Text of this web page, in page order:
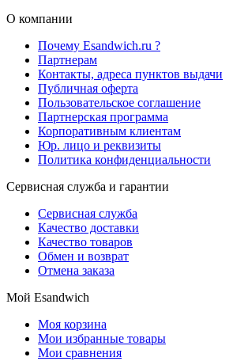
О компании
Почему Esandwich.ru ?
Партнерам
Контакты, адреса пунктов выдачи
Публичная оферта
Пользовательское соглашение
Партнерская программа
Корпоративным клиентам
Юр. лицо и реквизиты
Политика конфиденциальности
Сервисная служба и гарантии
Сервисная служба
Качество доставки
Качество товаров
Обмен и возврат
Отмена заказа
Мой Esandwich
Моя корзина
Мои избранные товары
Мои сравнения